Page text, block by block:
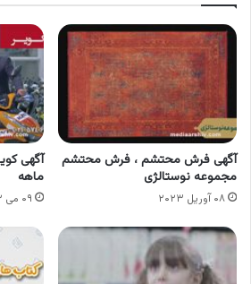
آگهی فرش محتشم ، فرش محتشم
مجموعه نوستالژی
۰۸ آوریل ۲۰۲۳
ماهه
۰۹ می ۲۰۲۲